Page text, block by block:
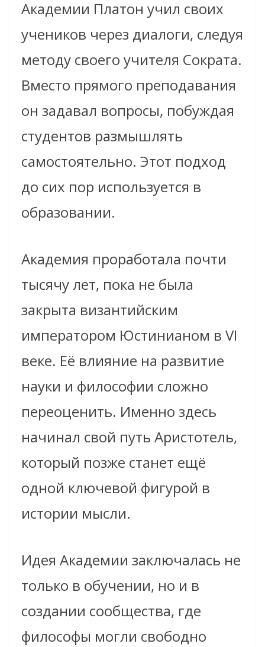
Академии Платон учил своих
учеников через диалоги, следуя
методу своего учителя Сократа.
Вместо прямого преподавания
он задавал вопросы, побуждая
студентов размышлять
самостоятельно. Этот подход
до сих пор используется в
образовании.
Академия проработала почти
тысячу лет, пока не была
закрыта византийским
императором Юстинианом в VI
веке. Её влияние на развитие
науки и философии сложно
переоценить. Именно здесь
начинал свой путь Аристотель,
который позже станет ещё
одной ключевой фигурой в
истории мысли.
Идея Академии заключалась не
только в обучении, но и в
создании сообщества, где
философы могли свободно